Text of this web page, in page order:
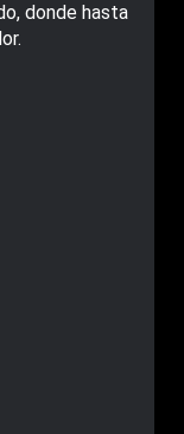
donde hasta